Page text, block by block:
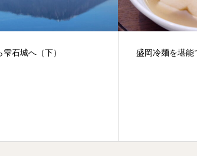
石城へ（下）
盛岡冷麺を堪能